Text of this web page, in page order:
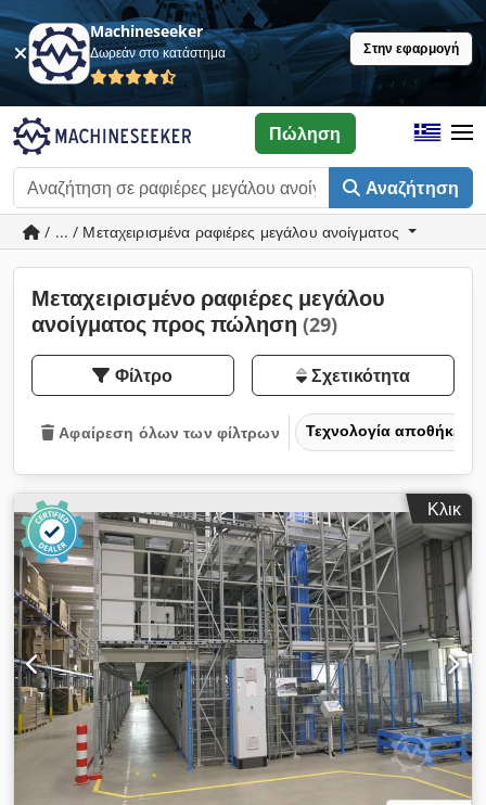
Machineseeker
Δωρεάν στο κατάστημα Στην εφαρμογή
Αναζήτηση
Πώληση
/ ... / Μεταχειρισμένα ραφιέρες μεγάλου ανοίγματος
Μεταχειρισμένο ραφιέρες μεγάλου
ανοίγματος προς πώληση (29)
Φίλτρο Σχετικότητα
Αφαίρεση όλων των φίλτρων Τεχνολογία
Κλικ